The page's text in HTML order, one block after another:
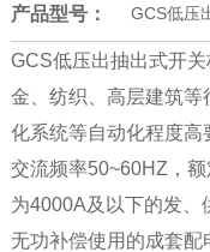
产品型号： GCS低压
GCS低压出抽出式开
金、纺织、高层建筑
化系统等自动化程度高
交流频率50~60HZ，
为4000A及以下的发、
无功补偿使用的成套配